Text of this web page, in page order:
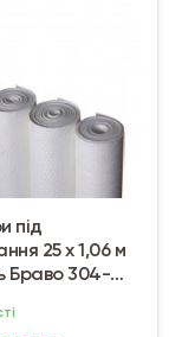
під
25 х 1,06 м